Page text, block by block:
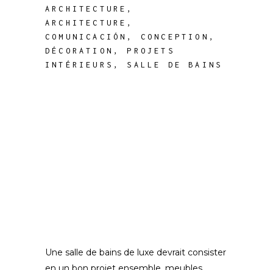
ARCHITECTURE ,
ARCHITECTURE ,
COMUNICACIÓN , CONCEPTION ,
DÉCORATION ,PROJETS
INTÉRIEURS , SALLE DE BAINS
Une salle de bains de luxe devrait consister